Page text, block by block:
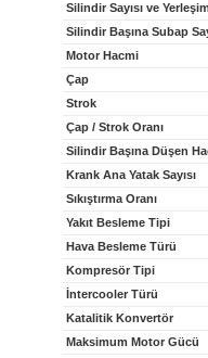
Silindir Sayısı ve
Silindir Başına Subap
Motor Hacmi
Çap
Strok
Çap / Strok Oranı
Silindir Başına Düşen
Krank Ana Yatak Sayısı
Sıkıştırma Oranı
Yakıt Besleme Tipi
Hava Besleme Türü
Kompresör Tipi
İntercooler Türü
Katalitik Konvertör
Maksimum Motor Gücü